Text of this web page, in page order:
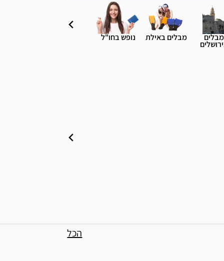
מבלים מבלים באילת נופש בחו"ל
הכל